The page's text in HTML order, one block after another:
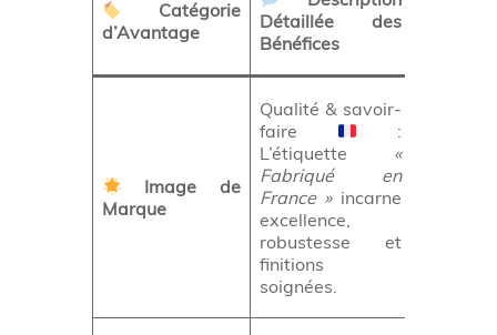
Catégorie
d’Avantage
Détaillée des
Bénéfices
Image de
Marque
Qualité & savoir-
faire
:
L’étiquette «
Fabriqué en
France »incarne
excellence,
robustesse et
finitions
soignées.